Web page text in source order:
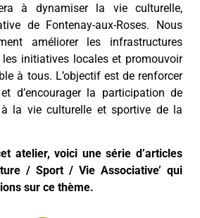
à dynamiser la vie culturelle,
de Fontenay-aux-Roses. Nous
améliorer les infrastructures
initiatives locales et promouvoir
à tous. L’objectif est de renforcer
d’encourager la participation de
la vie culturelle et sportive de la
atelier, voici une série d’articles
/ Sport / Vie Associative’ qui
sur ce thème.